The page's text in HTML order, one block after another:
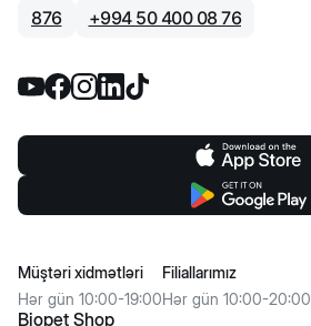
876 +994 50 400 08 76
Biopet Shop
Müştəri xidmətləri
Hər gün 10:00-19:00
Filiallarımız
Hər gün 10:00-20:00